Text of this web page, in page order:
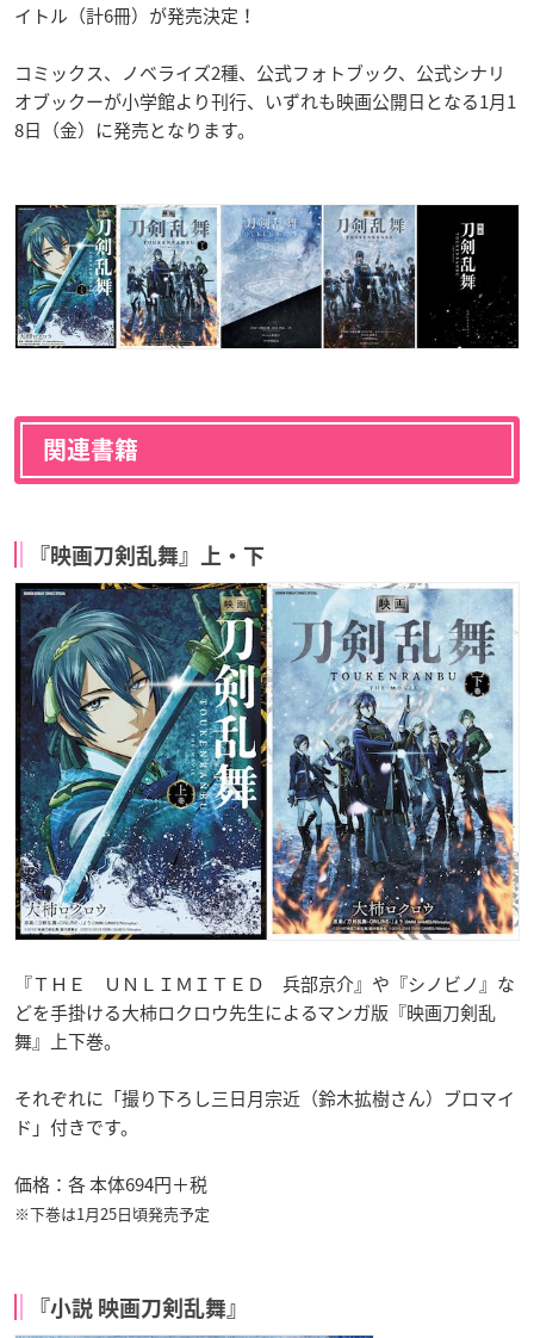
イトル（計6冊）が発売決定！
コミックス、ノベライズ2種、公式フォトブック、公式シナリ
オブックーが小学館より刊行、いずれも映画公開日となる1月1
8日（金）に発売となります。
関連書籍
『映画刀剣乱舞』上・下
『ＴＨＥ ＵＮＬＩＭＩＴＥＤ 兵部京介』や『シノビノ』な
どを手掛ける大柿ロクロウ先生によるマンガ版『映画刀剣乱
舞』上下巻。
それぞれに「撮り下ろし三日月宗近（鈴木拡樹さん）ブロマイ
ド」付きです。
価格：各 本体694円＋税
※下巻は1月25日頃発売予定
『小説 映画刀剣乱舞』